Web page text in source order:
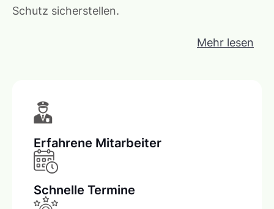
Schutz sicherstellen.
Mehr lesen
Erfahrene Mitarbeiter
Schnelle Termine